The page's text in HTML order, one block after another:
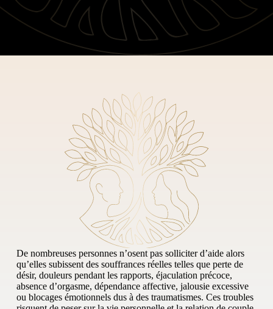
De nombreuses personnes n’osent pas solliciter d’aide alors
qu’elles subissent des souffrances réelles telles que perte de
désir, douleurs pendant les rapports, éjaculation précoce,
absence d’orgasme, dépendance affective, jalousie excessive
ou blocages émotionnels dus à des traumatismes. Ces troubles